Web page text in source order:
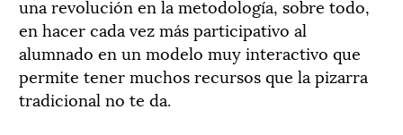
una revolución en la metodología, sobre todo,
en hacer cada vez más participativo al
alumnado en un modelo muy interactivo que
permite tener muchos recursos que la pizarra
tradicional no te da.